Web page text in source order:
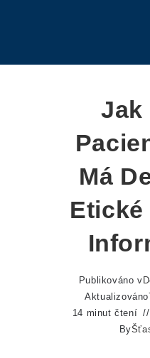
Jak
Má
Etické
Publikováno v
Aktualizováno
14 minut čtení
By